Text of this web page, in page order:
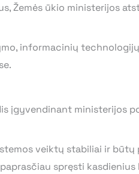
Žemės ūkio ministerijos
informacinių
įgyvendinant ministerijos
veiktų stabiliai ir būtų
spręsti kasdienius